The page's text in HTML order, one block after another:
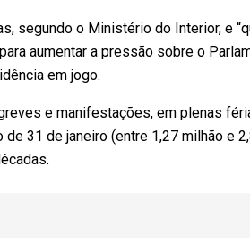
segundo o Ministério do Interior, e
aumentar a pressão sobre o
em jogo.
e manifestações, em plenas
de 31 de janeiro (entre 1,27 milhão e